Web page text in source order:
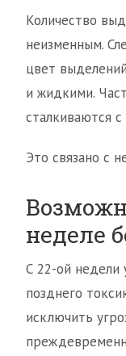
Количество
неизменным.
цвет
и жидкими.
сталкиваются
Это связано с
неделе
С 22-ой недели
позднего
исключить